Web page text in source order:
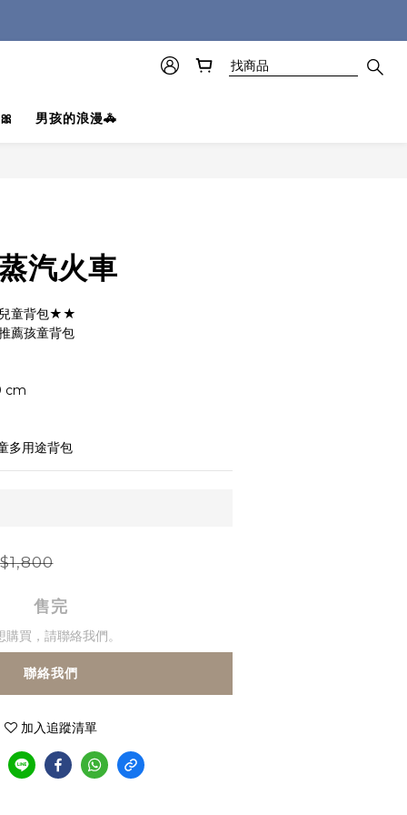
男孩的浪漫🚓
汽火車
童背包★★
薦孩童背包
cm
多用途背包
售完
購買，請聯絡我們。
聯絡我們
加入追蹤清單